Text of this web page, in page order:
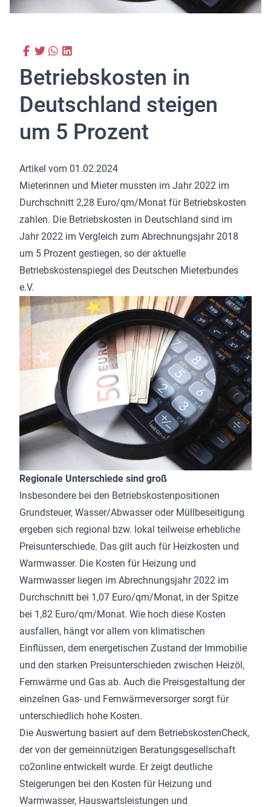
Betriebskosten in
Deutschland steigen
um 5 Prozent
Artikel vom 01.02.2024
Mieterinnen und Mieter mussten im Jahr 2022 im
Durchschnitt 2,28 Euro/qm/Monat für Betriebskosten
zahlen. Die Betriebskosten in Deutschland sind im
Jahr 2022 im Vergleich zum Abrechnungsjahr 2018
um 5 Prozent gestiegen, so der aktuelle
Betriebskostenspiegel des Deutschen Mieterbundes
e.V.
Regionale Unterschiede sind groß
Insbesondere bei den Betriebskostenpositionen
Grundsteuer, Wasser/Abwasser oder Müllbeseitigung
ergeben sich regional bzw. lokal teilweise erhebliche
Preisunterschiede. Das gilt auch für Heizkosten und
Warmwasser. Die Kosten für Heizung und
Warmwasser liegen im Abrechnungsjahr 2022 im
Durchschnitt bei 1,07 Euro/qm/Monat, in der Spitze
bei 1,82 Euro/qm/Monat. Wie hoch diese Kosten
ausfallen, hängt vor allem von klimatischen
Einflüssen, dem energetischen Zustand der Immobilie
und den starken Preisunterschieden zwischen Heizöl,
Fernwärme und Gas ab. Auch die Preisgestaltung der
einzelnen Gas- und Fernwärmeversorger sorgt für
unterschiedlich hohe Kosten.
Die Auswertung basiert auf dem BetriebskostenCheck,
der von der gemeinnützigen Beratungsgesellschaft
co2online entwickelt wurde. Er zeigt deutliche
Steigerungen bei den Kosten für Heizung und
Warmwasser, Hauswartsleistungen und